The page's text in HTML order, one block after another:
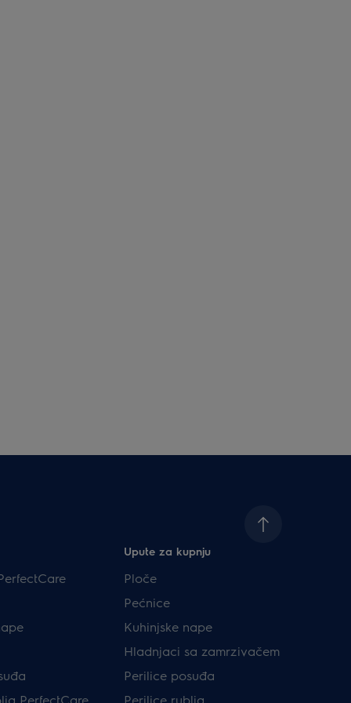
PerfectCare
Upute za kupnju
Ploče
Pećnice
Kuhinjske nape
Hladnjaci sa zamrzivačem
Perilice posuđa
Perilice rublja